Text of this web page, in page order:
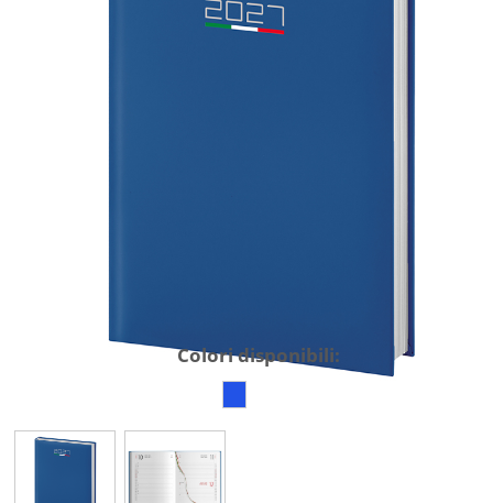
Colori disponibili: